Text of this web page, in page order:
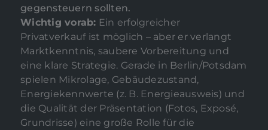
gegensteuern sollten.
Wichtig vorab: Ein erfolgreicher
Privatverkauf ist möglich – aber er verlangt
Marktkenntnis, saubere Vorbereitung und
eine klare Strategie. Gerade in Berlin/Potsdam
spielen Mikrolage, Gebäudezustand,
Energiekennwerte (z. B. Energieausweis) und
die Qualität der Präsentation (Fotos, Exposé,
Grundrisse) eine große Rolle für die